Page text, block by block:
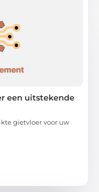
een uitstekende
gietvloer voor uw